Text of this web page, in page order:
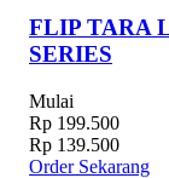
FLIP TARA
SERIES
Mulai
Rp 199.500
Rp 139.500
Order Sekarang